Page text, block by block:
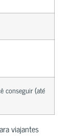
conseguir (até
viajantes